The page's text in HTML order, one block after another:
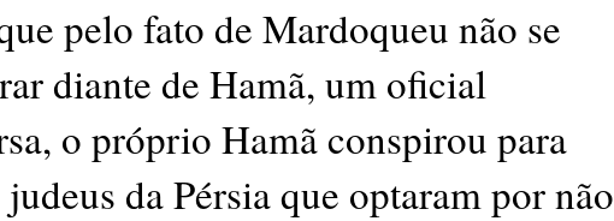
pelo fato de Mardoqueu não se
diante de Hamã, um oficial
o próprio Hamã conspirou para
da Pérsia que optaram por não